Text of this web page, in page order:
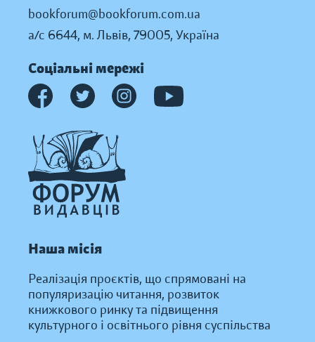
bookforum@bookforum.com.ua
а/с 6644, м. Львів, 79005, Україна
Соціальні мережі
Наша місія
Реалізація проєктів, що спрямовані на
популяризацію читання, розвиток
книжкового ринку та підвищення
культурного і освітнього рівня суспільства